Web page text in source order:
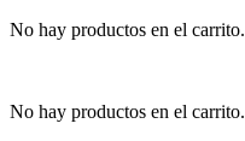
No hay productos en el carrito.
No hay productos en el carrito.